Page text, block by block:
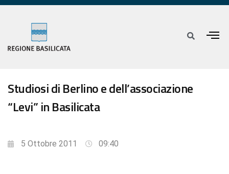
Studiosi di Berlino e dell’associazione
“Levi” in Basilicata
5 Ottobre 2011 09:40